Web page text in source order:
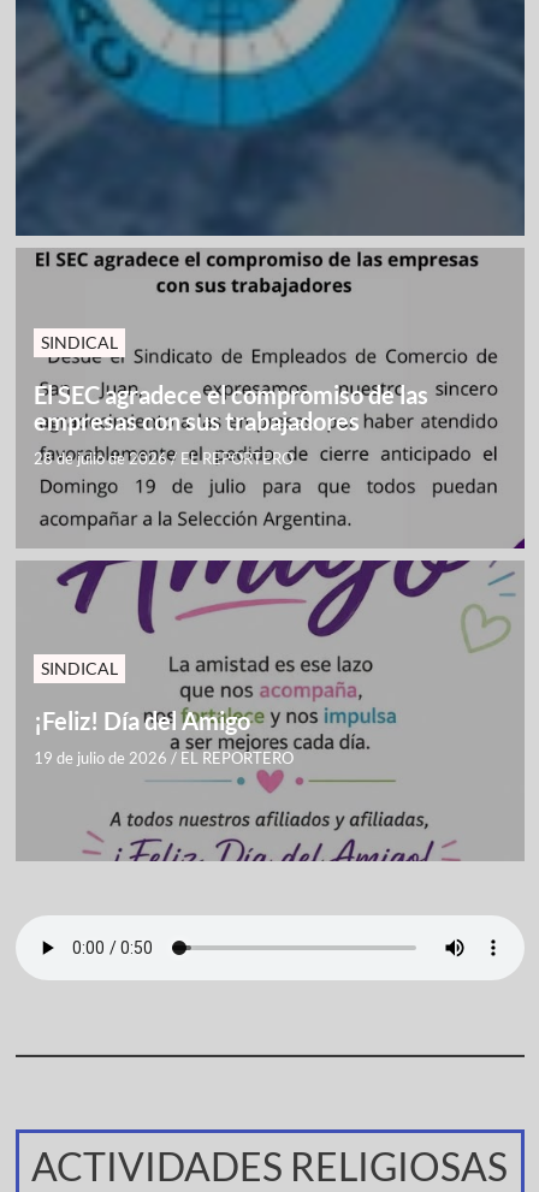
SINDICAL
El SEC agradece el compromiso de las
empresas con sus trabajadores
28 de julio de 2026/ EL REPORTERO
SINDICAL
¡Feliz! Día del Amigo
19 de julio de 2026 / EL REPORTERO
ACTIVIDADES RELIGIOSAS